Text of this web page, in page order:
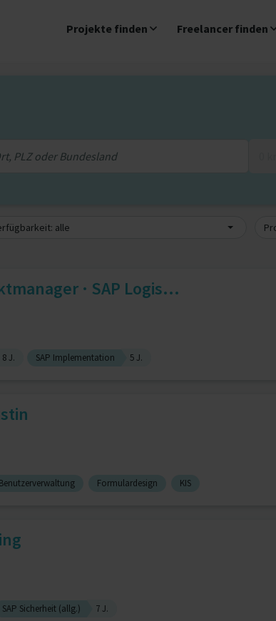
Projekte finden Freelancer finden
alle
· SAP Logis...
8 J. SAP Implementation 5 J.
Benutzerverwaltung Formulardesign KIS
SAP Sicherheit (allg.) 7 J.